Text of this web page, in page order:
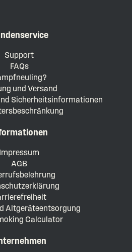
Support
FAQs
und Versand
Sicherheitsinformationen
Impressum
AGB
Altgeräteentsorgung
Calculator